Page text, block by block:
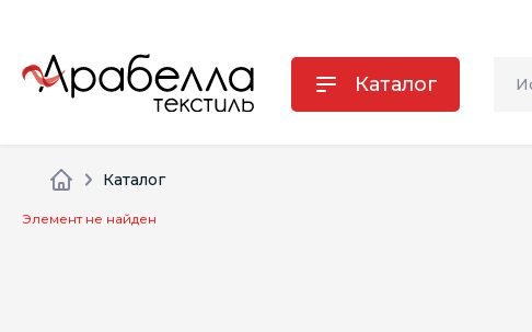
Каталог
Каталог
Элемент не найден